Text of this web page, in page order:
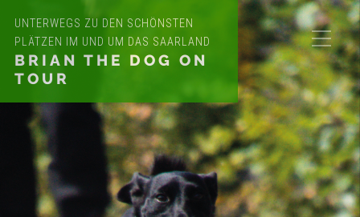
UNTERWEGS ZU DEN SCHÖNSTEN
PLÄTZEN IM UND UM DAS SAARLAND
BRIAN THE DOG ON
TOUR